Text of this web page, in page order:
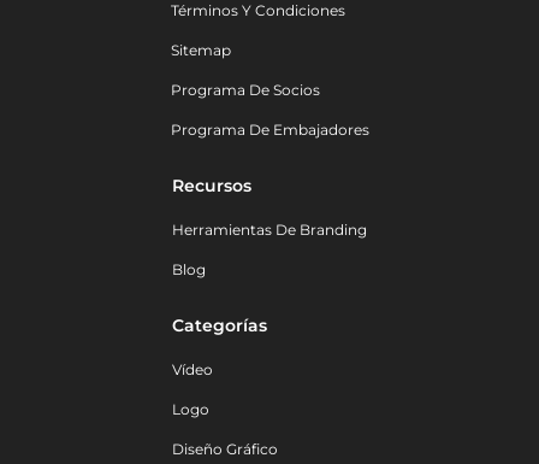
Términos Y Condiciones
Sitemap
Programa De Socios
Programa De Embajadores
Recursos
Herramientas De Branding
Blog
Categorías
Vídeo
Logo
Diseño Gráfico